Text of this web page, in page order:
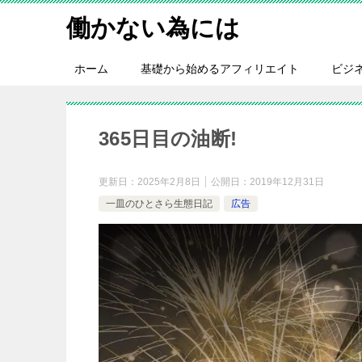
働かない為には
ホーム 基礎から始めるアフィリエイト ビジ
365日目の油断!
更新日： 2025年2月8日 公開日： 2019年12月31日
一皿のひとさら生態日記
広告